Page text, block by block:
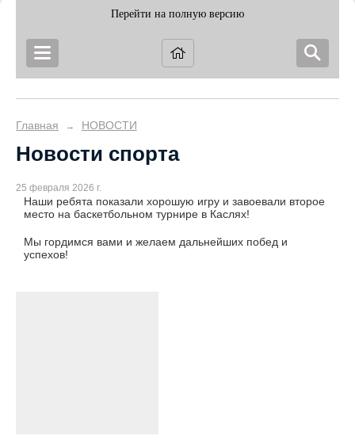
Перейти на полную версию
Главная → НОВОСТИ
Новости спорта
25 февраля 2026 г.
Наши ребята показали хорошую игру и завоевали второе
место на баскетбольном турнире в Каслях!
Мы гордимся вами и желаем дальнейших побед и
успехов!